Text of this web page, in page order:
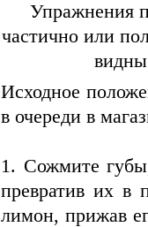
Упражнения
частично или
Исходное
в очереди в
1. Сожмите
превратив их в
лимон, прижав